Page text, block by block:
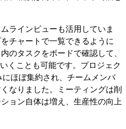
ラインビューも活用していま
チャートで一覧できるように
のタスクをボードで確認して、
くことも可能です。プロジェク
ほぼ集約され、チームメンバ
なりました。ミーティングは削
ョン自体は増え、生産性の向上